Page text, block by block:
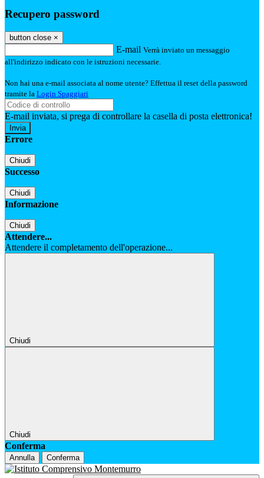
Recupero password
button close ×
E-mail Verrà inviato un messaggio
all'indirizzo indicato con le istruzioni necessarie.
Non hai una e-mail associata al nome utente? Effettua il reset della password
tramite la Login Spaggiari
E-mail inviata, si prega di controllare la casella di posta elettronica!
Errore
Chiudi
Successo
Chiudi
Informazione
Chiudi
Attendere...
Attendere il completamento dell'operazione...
Chiudi
Chiudi
Conferma
Annulla Conferma